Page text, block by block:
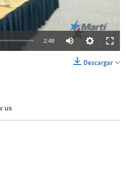
2:48
Descargar
us